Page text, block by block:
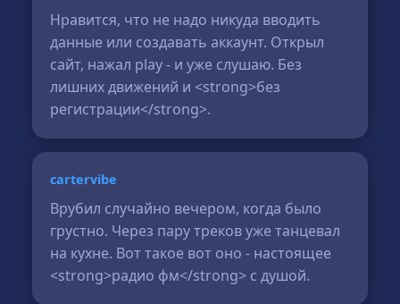
Нравится, что не надо никуда вводить
данные или создавать аккаунт. Открыл
сайт, нажал play - и уже слушаю. Без
лишних движений и <strong>без
регистрации</strong>.
cartervibe
Врубил случайно вечером, когда было
грустно. Через пару треков уже танцевал
на кухне. Вот такое вот оно - настоящее
<strong>радио фм</strong> с душой.